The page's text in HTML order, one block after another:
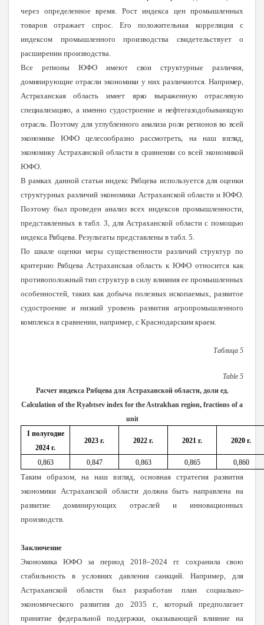
через определенное время. Рост индекса цен промышленных
товаров отражает спрос. Его положительная корреляция с
индексом промышленного производства свидетельствует о
расширении производства.
Все регионы ЮФО имеют свои структурные различия,
доминирующие отрасли экономики у них различаются. Например,
Астраханская область имеет ярко выраженную отраслевую
специализацию, а именно судостроение и нефтегазодобывающую
отрасль. Поэтому для углубленного анализа роли регионов во всей
экономике ЮФО целесообразно рассмотреть, на наш взгляд,
экономику Астраханской области в сравнении со всей экономикой
ЮФО.
В рамках данной статьи индекс Рябцева используется для оценки
структурных различий экономики Астраханской области и ЮФО.
Поэтому был проведен анализ всех индексов промышленности,
представленных в табл. 3, для Астраханской области с помощью
индекса Рябцева. Результаты представлены в табл. 5.
По шкале оценки меры существенности различий структур по
критерию Рябцева Астраханская область к ЮФО относится как
противоположный тип структур в силу влияния ее промышленных
особенностей, таких как добыча полезных ископаемых, развитое
судостроение и низкий уровень развития агропромышленного
комплекса в сравнении, например, с Краснодарским краем.
Таблица 5
Table 5
Расчет индекса Рябцева для Астраханской области, доли ед.
Calculation of the Ryabtsev index for the Astrakhan region, fractions of a
unit
I полугодие
2024 г.
2023 г. 2022 г. 2021 г. 2020 г.
0,863 0,847 0,863 0,865 0,860
Таким образом, на наш взгляд, основная стратегия развития
экономики Астраханской области должна быть направлена на
развитие доминирующих отраслей и инновационных
производств.
Заключение
Экономика ЮФО за период 2018–2024 гг. сохранила свою
стабильность в условиях давления санкций. Например, для
Астраханской области был разработан план социально-
экономического развития до 2035 г., который предполагает
принятие федеральной поддержки, оказывающей влияние на